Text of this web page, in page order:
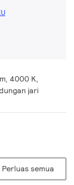
4000 K,
jari
Perluas semua